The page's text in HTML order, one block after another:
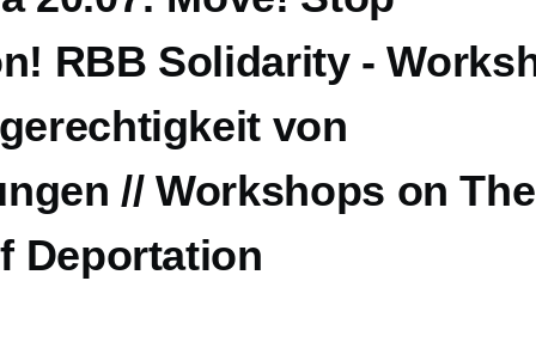
RBB Solidarity -
von
// Workshops on The
Deportation